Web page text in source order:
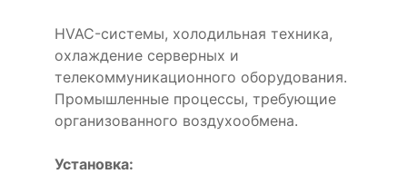
HVAC-системы, холодильная техника,
охлаждение серверных и
телекоммуникационного оборудования.
Промышленные процессы, требующие
организованного воздухообмена.
Установка: